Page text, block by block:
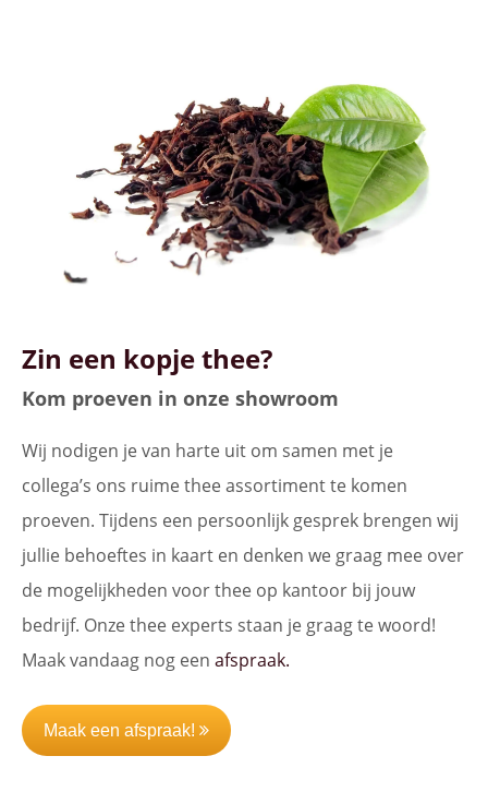
Zin een kopje thee?
Kom proeven in onze showroom
Wij nodigen je van harte uit om samen met je
collega’s ons ruime thee assortiment te komen
proeven. Tijdens een persoonlijk gesprek brengen wij
jullie behoeftes in kaart en denken we graag mee over
de mogelijkheden voor thee op kantoor bij jouw
bedrijf. Onze thee experts staan je graag te woord!
Maak vandaag nog een afspraak.
Maak een afspraak!